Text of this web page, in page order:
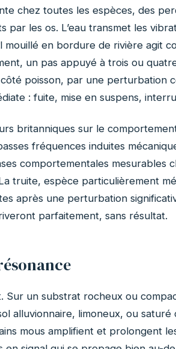
chez toutes les espèces, des
par les os. L’eau transmet les
mouillé en bordure de rivière agit
un pas appuyé à trois ou
poisson, par une perturbation
: fuite, mise en suspens,
britanniques sur le
fréquences induites
comportementales mesurables
truite, espèce particulièrement
après une perturbation
parfaitement, sans résultat.
Sur un substrat rocheux ou
alluvionnaire, limoneux, ou saturé
mous amplifient et prolongent